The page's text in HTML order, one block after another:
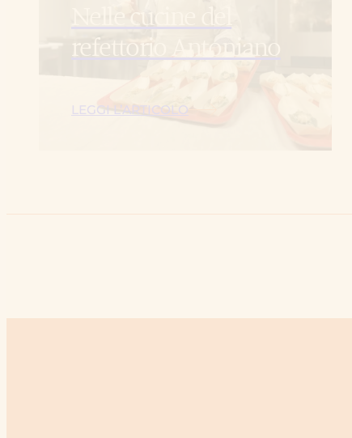
Nelle cucine del
refettorio Antoniano
LEGGI L’ARTICOLO